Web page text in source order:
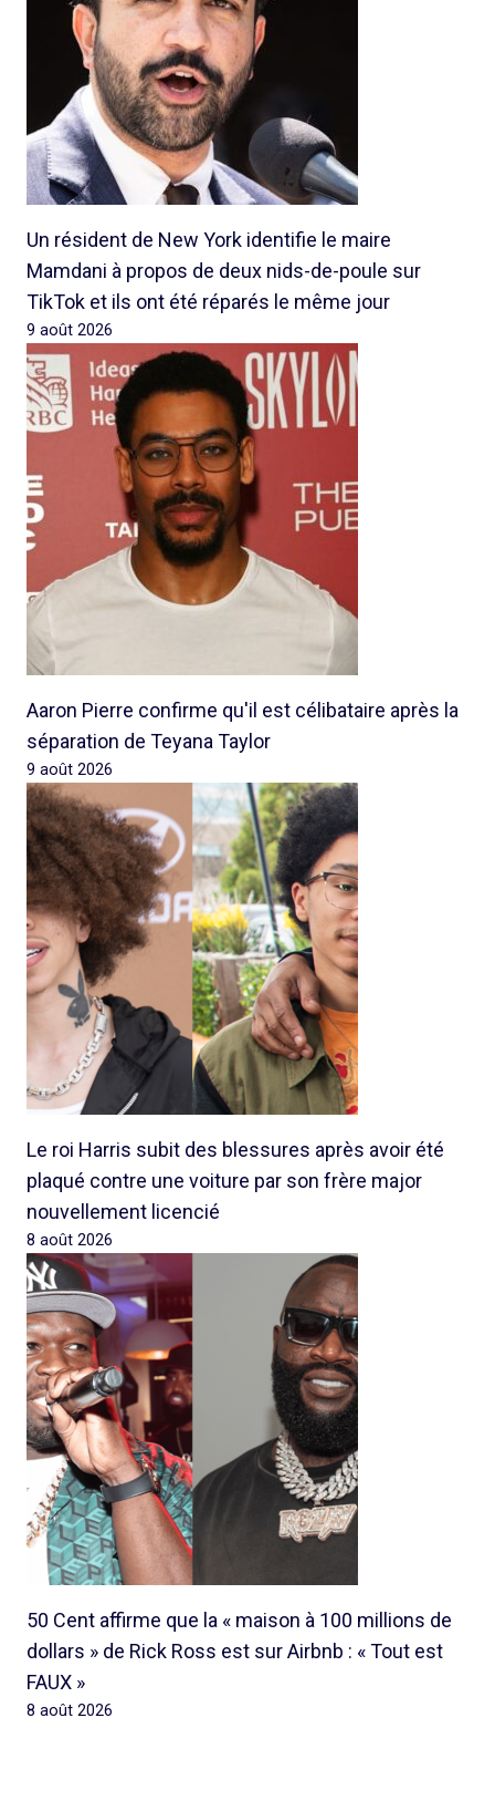
Un résident de New York identifie le maire
Mamdani à propos de deux nids-de-poule sur
TikTok et ils ont été réparés le même jour
9 août 2026
Aaron Pierre confirme qu'il est célibataire après la
séparation de Teyana Taylor
9 août 2026
Le roi Harris subit des blessures après avoir été
plaqué contre une voiture par son frère major
nouvellement licencié
8 août 2026
50 Cent affirme que la « maison à 100 millions de
dollars » de Rick Ross est sur Airbnb : « Tout est
FAUX »
8 août 2026